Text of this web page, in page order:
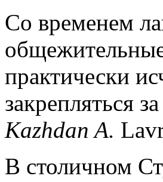
Со временем
практически
закрепляться
Kazhdan A.
В столичном